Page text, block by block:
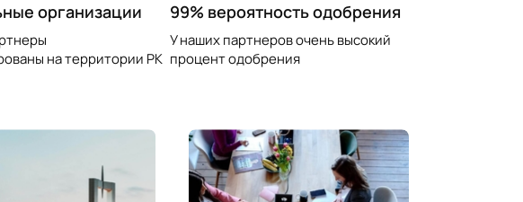
организации
на территории РК
99% вероятность одобрения
У наших партнеров очень высокий
процент одобрения